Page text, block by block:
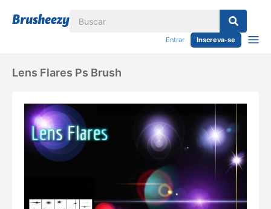
Entrar Inscreva-se
Lens Flares Ps Brush